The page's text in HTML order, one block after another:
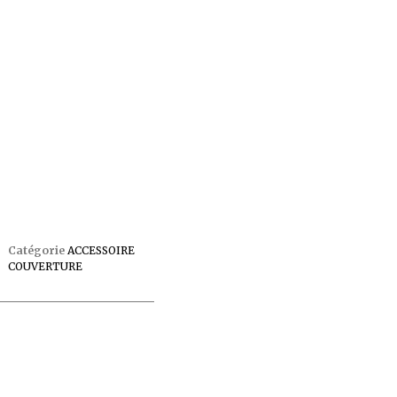
Catégorie ACCESSOIRE
COUVERTURE